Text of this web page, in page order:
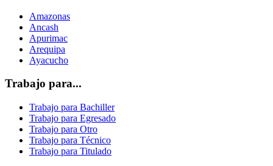
Amazonas
Ancash
Apurimac
Arequipa
Ayacucho
Trabajo para...
Trabajo para Bachiller
Trabajo para Egresado
Trabajo para Otro
Trabajo para Técnico
Trabajo para Titulado